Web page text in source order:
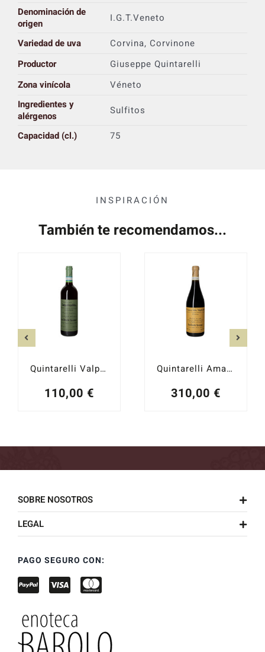
Denominación de
origen
I.G.T.Veneto
Variedad de uva
Corvina, Corvinone
Productor
Giuseppe Quintarelli
Zona vinícola
Véneto
Ingredientes y
alérgenos
Sulfitos
Capacidad (cl.)
75
INSPIRACIÓN
También te recomendamos...
Quintarelli Valpolicella Classico Superiore 2016
110,00 €
Quintarelli Amarone della Valpolicella 2017
310,00 €
SOBRE NOSOTROS
LEGAL
PAGO SEGURO CON: